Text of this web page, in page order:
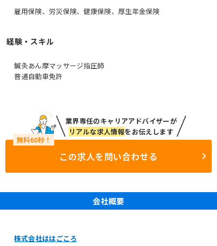
雇用保険、労災保険、健康保険、厚生年金保険
経験・スキル
鍼灸あん摩マッサージ指圧師
普通自動車免許
業界専任のキャリアアドバイザーが
リアルな求人情報をお伝えします
この求人を問い合わせる
会社概要
株式会社ははごころ